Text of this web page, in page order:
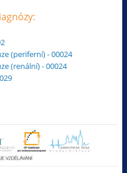
(periferní) - 00024
(renální) - 00024